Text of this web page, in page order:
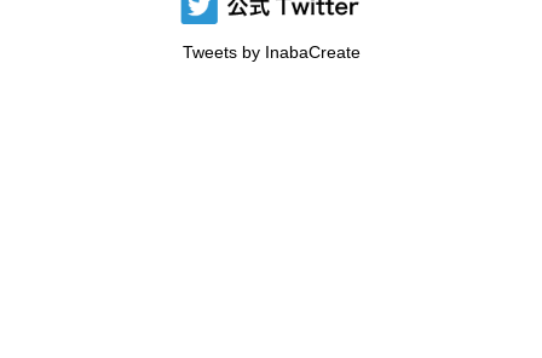
Tweets by InabaCreate